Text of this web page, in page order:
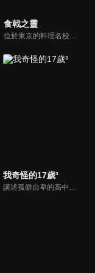
食戟之靈
位於東京的料理名校「遠月學園」，學生們會以料理來作一對一的比試對決，這種對決叫作「食戟」。「秋季選拔」是每年暑假後舉辦，高中一年級生為參賽者進行的廚藝競爭，為遠月學園傳統的美食祭典。經過秋季選拔預賽，進入複賽的創真等人，到底誰會取得秋季選拔的冠軍呢！？
我奇怪的17歲³